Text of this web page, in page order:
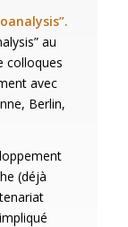
au
colloques
avec
Berlin,
(déjà